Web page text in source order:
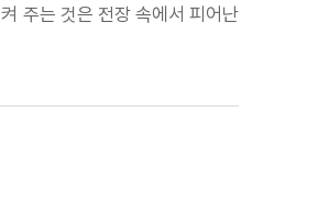
주는 것은 전장 속에서 피어난